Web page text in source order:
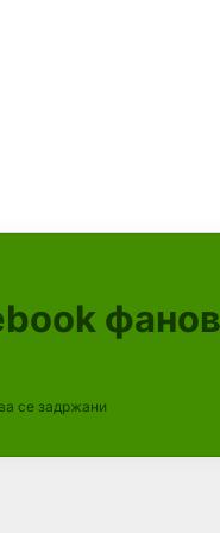
се задржани